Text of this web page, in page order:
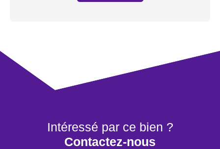
Intéressé par ce bien ?
Contactez-nous